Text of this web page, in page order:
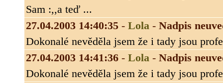
Sam :,,a teď ...
27.04.2003 14:40:35 - Lola - Nadpis
Dokonalé nevěděla jsem že i tady jsou
27.04.2003 14:41:36 - Lola - Nadpis
Dokonalé nevěděla jsem že i tady jsou